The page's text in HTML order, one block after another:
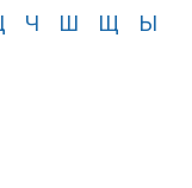
Ч Ш Щ
Ы